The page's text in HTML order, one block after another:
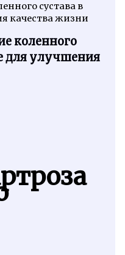
сустава в
качества жизни
коленного
для улучшения